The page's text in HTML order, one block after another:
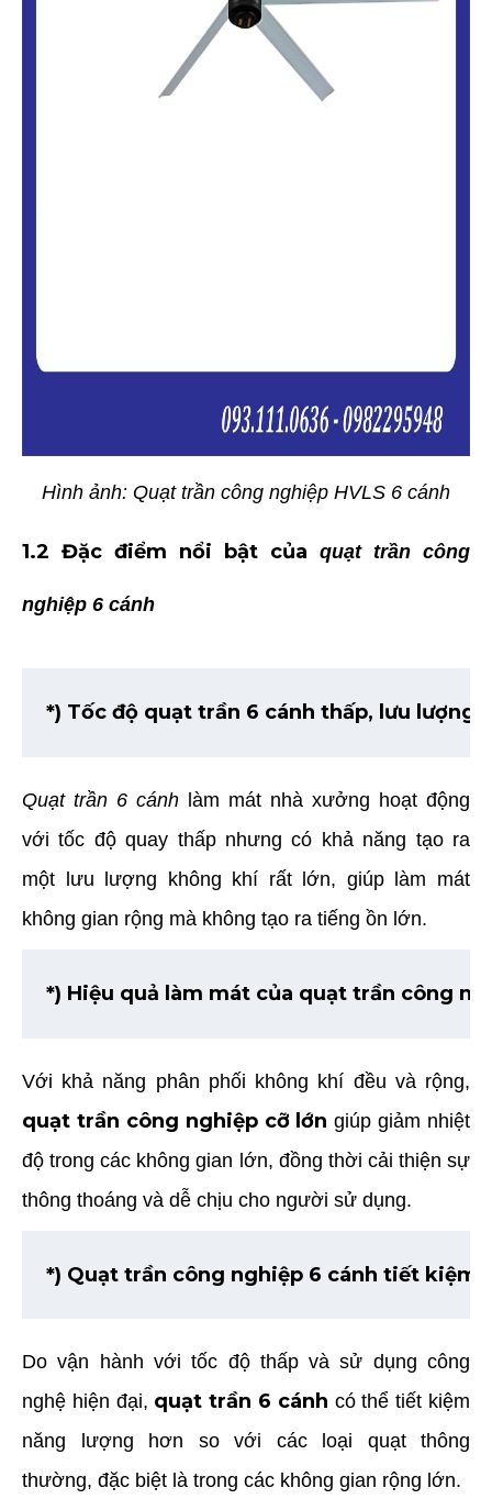
Hình ảnh: Quạt trần công nghiệp HVLS 6 cánh
1.2 Đặc điểm nổi bật của quạt trần công
nghiệp 6 cánh
*) Tốc độ quạt trần 6 cánh thấp, lưu lượng
Quạt trần 6 cánh làm mát nhà xưởng hoạt động
với tốc độ quay thấp nhưng có khả năng tạo ra
một lưu lượng không khí rất lớn, giúp làm mát
không gian rộng mà không tạo ra tiếng ồn lớn.
*) Hiệu quả làm mát của quạt trần công
Với khả năng phân phối không khí đều và rộng,
quạt trần công nghiệp cỡ lớn giúp giảm nhiệt
độ trong các không gian lớn, đồng thời cải thiện sự
thông thoáng và dễ chịu cho người sử dụng.
*) Quạt trần công nghiệp 6 cánh tiết kiệm
Do vận hành với tốc độ thấp và sử dụng công
nghệ hiện đại, quạt trần 6 cánh có thể tiết kiệm
năng lượng hơn so với các loại quạt thông
thường, đặc biệt là trong các không gian rộng lớn.